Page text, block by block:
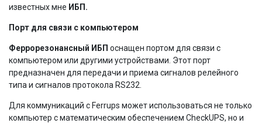
известных мне ИБП.
Порт для связи с компьютером
Феррорезонансный ИБП оснащен портом для связи с
компьютером или другими устройствами. Этот порт
предназначен для передачи и приема сигналов релейного
типа и сигналов протокола RS232.
Для коммуникаций с Ferrups может использоваться не только
компьютер с математическим обеспечением CheckUPS, но и